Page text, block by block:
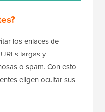
los enlaces de
largas y
o spam. Con esto
eligen ocultar sus